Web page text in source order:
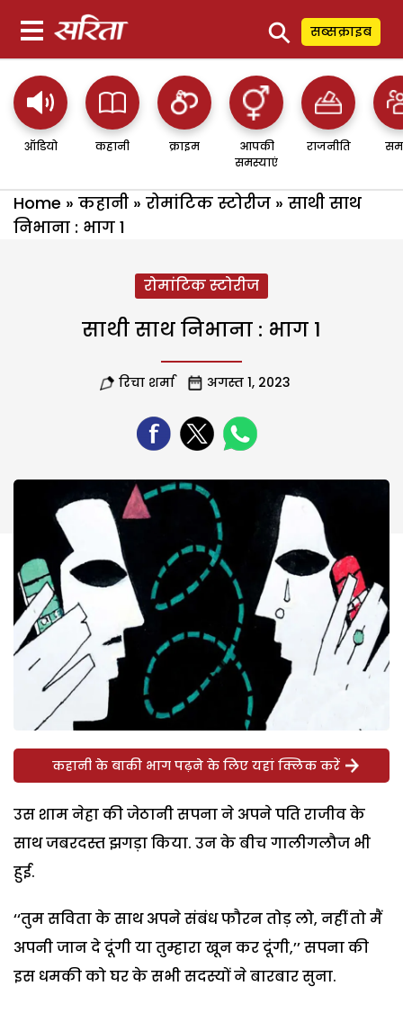
⚲ सब्सक्राइब
ऑडियो कहानी क्राइम
आपकी
समस्याएं
राजनीति
Home » कहानी » रोमांटिक स्टोरीज » साथी साथ
निभाना : भाग 1
रोमांटिक स्टोरीज
साथी साथ निभाना : भाग 1
रिचा शर्मा अगस्त 1, 2023
कहानी के बाकी भाग पढ़ने के लिए यहां क्लिक करें
उस शाम नेहा की जेठानी सपना ने अपने पति राजीव के
साथ जबरदस्त झगड़ा किया. उन के बीच गालीगलौज भी
हुई.
‘‘तुम सविता के साथ अपने संबंध फौरन तोड़ लो, नहीं तो मैं
अपनी जान दे दूंगी या तुम्हारा खून कर दूंगी,’’ सपना की
इस धमकी को घर के सभी सदस्यों ने बारबार सुना.